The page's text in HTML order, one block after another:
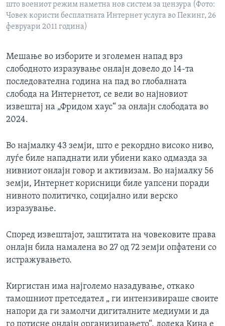
што воениот режим наметна нов систем за цензура (Фото:
Човек користи бесплатната Интернет услуга во Пекинг, 26
февруари 2011 година)
Мешање во изборите и зголемен напад врз
слободното изразување онлајн довело до 14-та
последователна година на пад во глобалната
слобода на Интернетот, се вели во најновиот
извештај на „Фридом хаус“ за онлајн слободата во
2024.
Во најмалку 43 земји, што е рекордно високо ниво,
луѓе биле нападнати или убиени како одмазда за
нивниот онлајн говор и активизам. Во најмалку 56
земји, Интернет корисници биле уапсени поради
нивното политичко, социјално или верско
изразување.
Според извештајот, заштитата на човековите права
онлајн била намалена во 27 од 72 земји опфатени со
истражувањето.
Киргистан има најголемо назадување, откако
тамошниот претседател „ ги интензивираше своите
напори да ги замолчи дигиталните медиуми и да